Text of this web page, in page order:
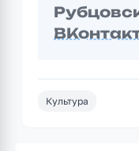
Культура